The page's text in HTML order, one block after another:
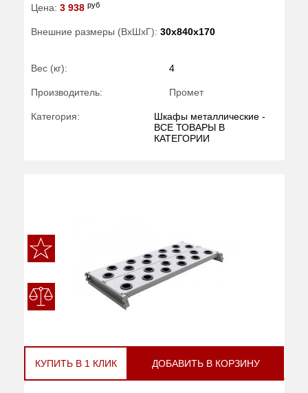
Цена: 3 938 руб
Внешние размеры (ВхШхГ): 30x840x170
Вес (кг): 4
Производитель: Промет
Категория:
Шкафы металлические -
ВСЕ ТОВАРЫ В
КАТЕГОРИИ
КУПИТЬ В 1 КЛИК ДОБАВИТЬ В КОРЗИНУ